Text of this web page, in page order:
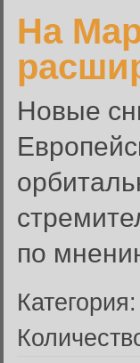
На
Новые
по
Категория: